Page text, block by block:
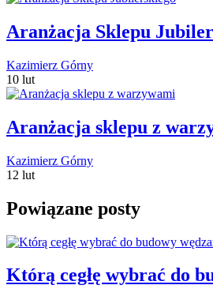
Aranżacja Sklepu
Kazimierz Górny
10 lut
Aranżacja sklepu z
Kazimierz Górny
12 lut
Powiązane posty
Którą cegłę wybrać do